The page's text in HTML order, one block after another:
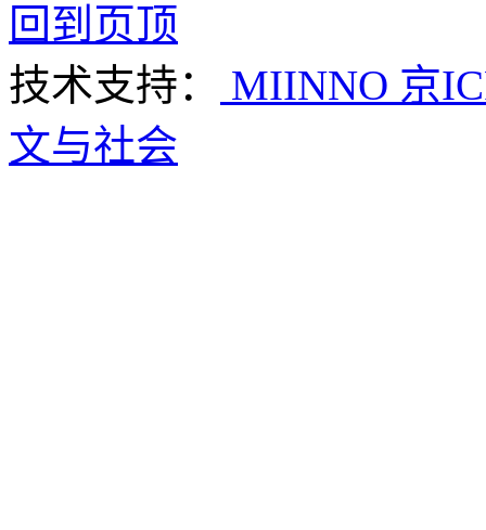
回到页顶
技术支持：
MIINNO 京
文与社会